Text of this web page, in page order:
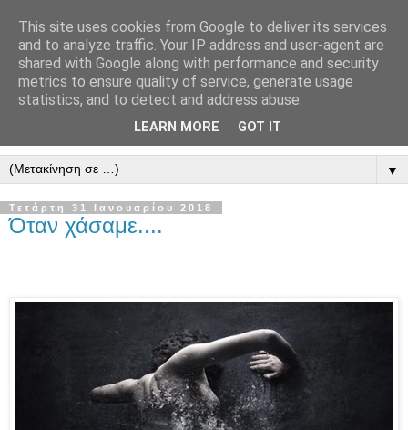
" Εξομολογεῖσθε τῶ Κυρίῳ
"
ὃτι ἀγαθός, ὃτι εἰς τόν αἰῶνα τό ἔλεος αὐτοῦ. Αλληλούϊα.
▼
Τετάρτη 31 Ιανουαρίου 2018
Όταν χάσαμε....
This site uses cookies from Google to deliver its services
and to analyze traffic. Your IP address and user-agent are
shared with Google along with performance and security
metrics to ensure quality of service, generate usage
statistics, and to detect and address abuse.
LEARN MORE GOT IT